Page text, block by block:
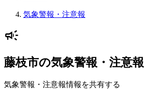
気象警報・注意報
藤枝市の気象警報・注意報
気象警報・注意報情報を共有する